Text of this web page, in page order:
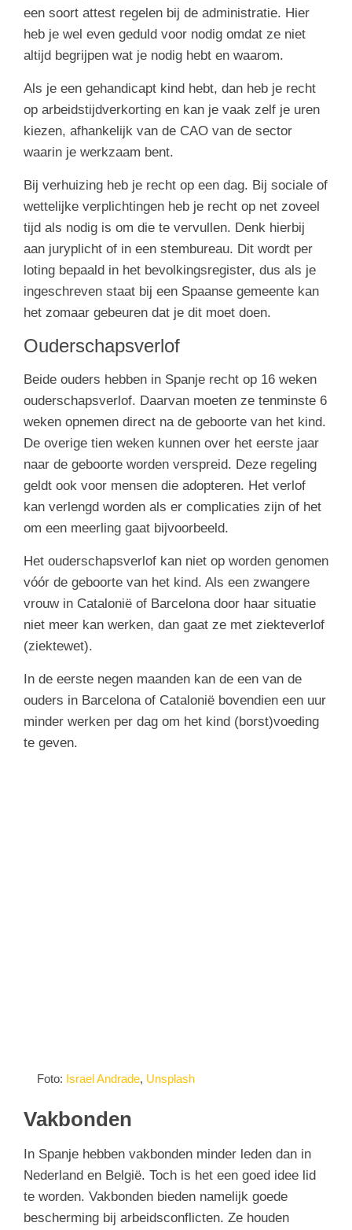
een soort attest regelen bij de administratie. Hier
heb je wel even geduld voor nodig omdat ze niet
altijd begrijpen wat je nodig hebt en waarom.
Als je een gehandicapt kind hebt, dan heb je recht
op arbeidstijdverkorting en kan je vaak zelf je uren
kiezen, afhankelijk van de CAO van de sector
waarin je werkzaam bent.
Bij verhuizing heb je recht op een dag. Bij sociale of
wettelijke verplichtingen heb je recht op net zoveel
tijd als nodig is om die te vervullen. Denk hierbij
aan juryplicht of in een stembureau. Dit wordt per
loting bepaald in het bevolkingsregister, dus als je
ingeschreven staat bij een Spaanse gemeente kan
het zomaar gebeuren dat je dit moet doen.
Ouderschapsverlof
Beide ouders hebben in Spanje recht op 16 weken
ouderschapsverlof. Daarvan moeten ze tenminste 6
weken opnemen direct na de geboorte van het kind.
De overige tien weken kunnen over het eerste jaar
naar de geboorte worden verspreid. Deze regeling
geldt ook voor mensen die adopteren. Het verlof
kan verlengd worden als er complicaties zijn of het
om een meerling gaat bijvoorbeeld.
Het ouderschapsverlof kan niet op worden genomen
vóór de geboorte van het kind. Als een zwangere
vrouw in Catalonië of Barcelona door haar situatie
niet meer kan werken, dan gaat ze met ziekteverlof
(ziektewet).
In de eerste negen maanden kan de een van de
ouders in Barcelona of Catalonië bovendien een uur
minder werken per dag om het kind (borst)voeding
te geven.
Foto: Israel Andrade, Unsplash
Vakbonden
In Spanje hebben vakbonden minder leden dan in
Nederland en België. Toch is het een goed idee lid
te worden. Vakbonden bieden namelijk goede
bescherming bij arbeidsconflicten. Ze houden